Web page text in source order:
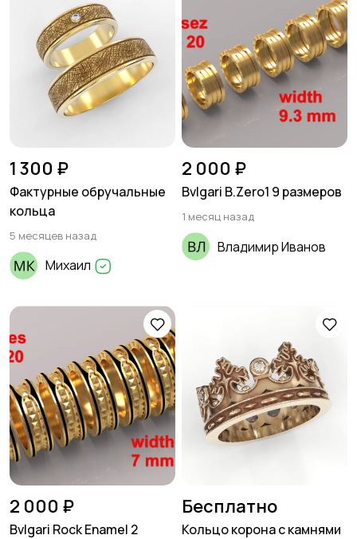
1 300 ₽
Фактурные обручальные
кольца
5 месяцев назад
Михаил
2 000 ₽
Bvlgari B.Zero1 9 размеров
1 месяц назад
Владимир Иванов
2 000 ₽
Bvlgari Rock Enamel 2
Бесплатно
Кольцо корона с камнями